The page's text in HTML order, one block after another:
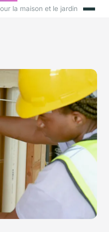
la maison et le jardin